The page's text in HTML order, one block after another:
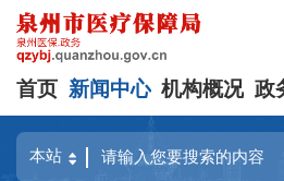
首页 新闻中心 机构概况 政